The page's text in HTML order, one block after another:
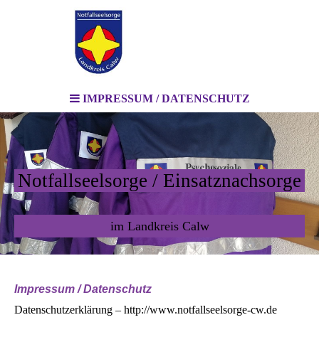
IMPRESSUM / DATENSCHUTZ
Notfallseelsorge / Einsatznachsorge
im Landkreis Calw
Impressum / Datenschutz
Datenschutzerklärung – http://www.notfallseelsorge-cw.de